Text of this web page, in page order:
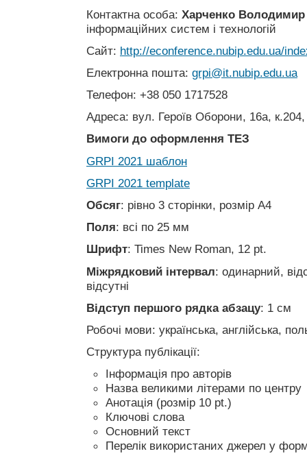
Контактна особа: Харченко Володимир
інформаційних систем і технологій
Сайт: http://econference.nubip.edu.ua/
Електронна пошта: grpi@it.nubip.edu.ua
Телефон: +38 050 1717528
Адреса: вул. Героїв Оборони, 16а,
Вимоги до оформлення ТЕЗ
GRPI 2021 шаблон
GRPI 2021 template
Обсяг: рівно 3 сторінки, розмір А4
Поля: всі по 25 мм
Шрифт: Times New Roman, 12 pt.
Міжрядковий інтервал: одинарний,
відсутні
Відступ першого рядка абзацу: 1 см
Робочі мови: українська, англійська,
Структура публікації:
Інформація про авторів
Назва великими літерами по центру
Анотація (розмір 10 pt.)
Ключові слова
Основний текст
Перелік використаних джерел у